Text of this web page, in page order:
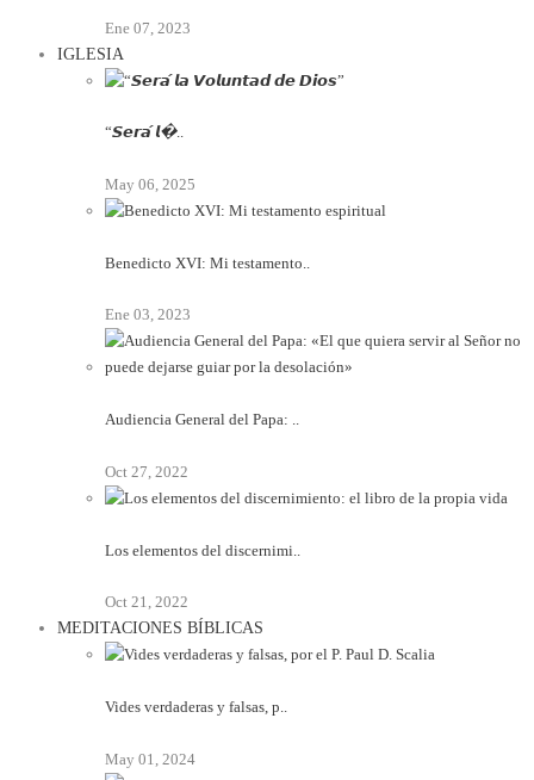
Ene 07, 2023
IGLESIA
“𝙎𝙚𝙧𝙖́ 𝙡�..
May 06, 2025
Benedicto XVI: Mi testamento..
Ene 03, 2023
Audiencia General del Papa: ..
Oct 27, 2022
Los elementos del discernimi..
Oct 21, 2022
MEDITACIONES BÍBLICAS
Vides verdaderas y falsas, p..
May 01, 2024